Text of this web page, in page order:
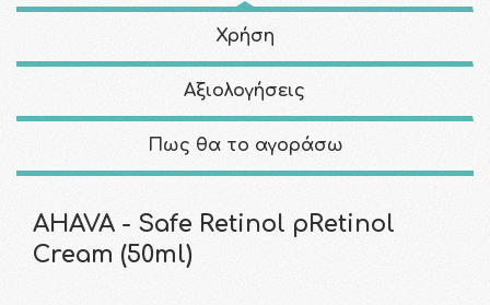
Χρήση
Αξιολογήσεις
Πως θα το αγοράσω
AHAVA - Safe Retinol pRetinol
Cream (50ml)